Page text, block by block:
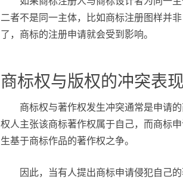
二者不是同一主体，比如商标注册图样并
了，商标的注册申请就会受到影响。
商标权与版权的冲突表现
商标权与著作权发生冲突通常是申请
权人主张该商标著作权属于自己，而商标
生基于商标作品的著作权之争。
因此，当有人提出商标申请侵犯自己